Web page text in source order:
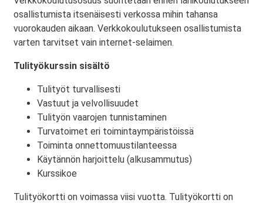
osallistumista itsenäisesti verkossa mihin tahansa
vuorokauden aikaan. Verkkokoulutukseen osallistumista
varten tarvitset vain internet-selaimen.
Tulityökurssin sisältö
Tulityöt turvallisesti
Vastuut ja velvollisuudet
Tulityön vaarojen tunnistaminen
Turvatoimet eri toimintaympäristöissä
Toiminta onnettomuustilanteessa
Käytännön harjoittelu (alkusammutus)
Kurssikoe
Tulityökortti on voimassa viisi vuotta. Tulityökortti on